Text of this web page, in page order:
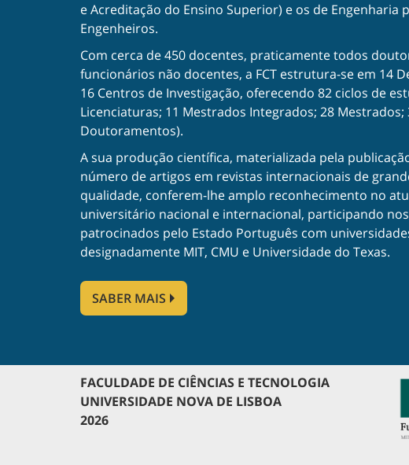
e Acreditação do Ensino Superior) e os de Engenharia
Engenheiros.
Com cerca de 450 docentes, praticamente todos
funcionários não docentes, a FCT estrutura-se em 14
16 Centros de Investigação, oferecendo 82 ciclos de
Licenciaturas; 11 Mestrados Integrados; 28 Mestrados;
Doutoramentos).
A sua produção científica, materializada pela
número de artigos em revistas internacionais de
qualidade, conferem-lhe amplo reconhecimento no
universitário nacional e internacional, participando
patrocinados pelo Estado Português com
designadamente MIT, CMU e Universidade do Texas.
SABER MAIS
FACULDADE DE CIÊNCIAS E TECNOLOGIA
UNIVERSIDADE NOVA DE LISBOA
2026